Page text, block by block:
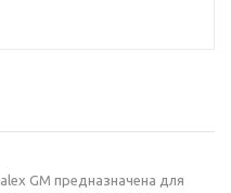
GM предназначена для